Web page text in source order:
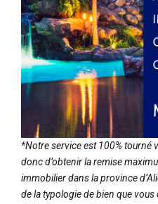
*Notre service est 100% tourné
donc d’obtenir la remise
immobilier dans la province
de la typologie de bien que vous